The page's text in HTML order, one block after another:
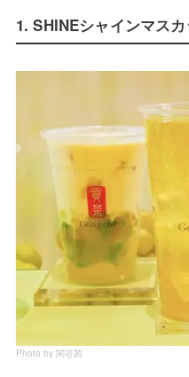
1. SHINEシャインマス
Photo by 関谷茜